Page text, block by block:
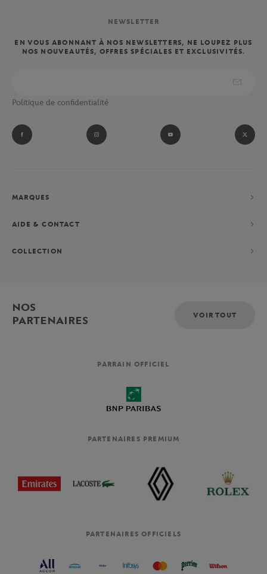
NEWSLETTER
EN VOUS ABONNANT À NOS NEWSLETTERS, NE LOUPEZ PLUS
NOS NOUVEAUTÉS, OFFRES SPÉCIALES ET EXCLUSIVITÉS.
Politique de confidentialité
MARQUES
AIDE & CONTACT
COLLECTION
NOS
PARTENAIRES
VOIR TOUT
PARRAIN OFFICIEL
PARTENAIRES PREMIUM
PARTENAIRES OFFICIELS